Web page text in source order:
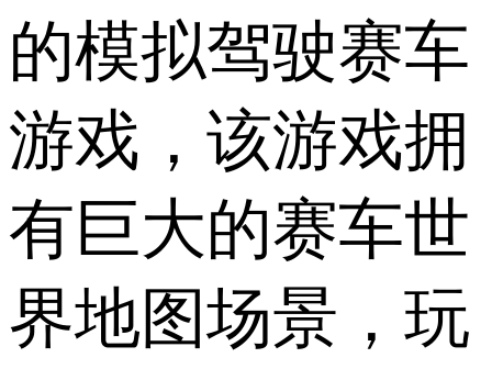
的模拟驾驶赛车
游戏，该游戏拥
有巨大的赛车世
界地图场景，玩